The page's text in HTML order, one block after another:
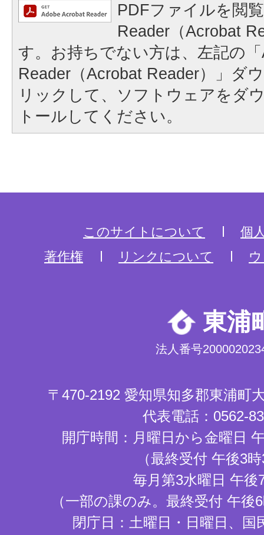
PDFファイルを閲
Reader（Acrobat
す。お持ちでない方は、左記の
Reader（Acrobat Reader）」ダ
リックして、ソフトウェアをダ
トールしてください。
このサイトについて
個
著作権
リンクについて
東浦
法人番号
〒470-2192 愛知県知多郡東浦町
代表電話：0562-
開庁時間：月曜日から金曜日
（最終受付 午後3
毎月第3水曜日 午後
（一部の課のみ。最終受付 午
閉庁日：土曜日・日曜日、国